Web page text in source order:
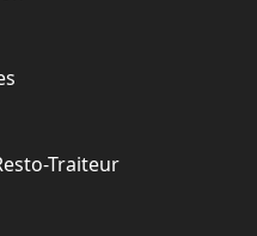
Traiteur